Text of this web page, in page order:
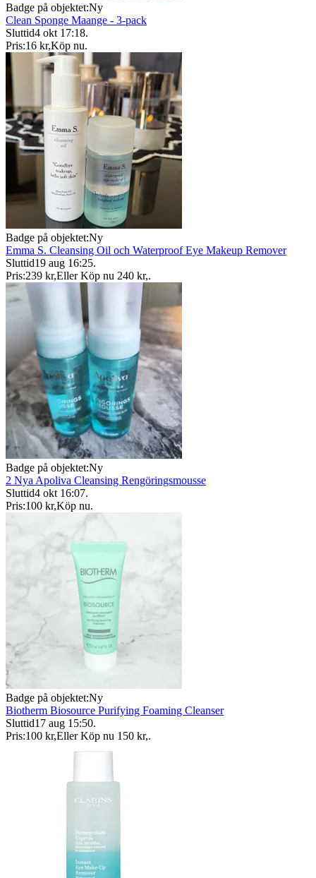
Badge på objektet:Ny
Clean Sponge Maange - 3-pack
Sluttid4 okt 17:18.
Pris:16 kr,Köp nu.
Badge på objektet:Ny
Emma S. Cleansing Oil och Waterproof Eye Makeup Remover
Sluttid19 aug 16:25.
Pris:239 kr,Eller Köp nu 240 kr,.
Badge på objektet:Ny
2 Nya Apoliva Cleansing Rengöringsmousse
Sluttid4 okt 16:07.
Pris:100 kr,Köp nu.
Badge på objektet:Ny
Biotherm Biosource Purifying Foaming Cleanser
Sluttid17 aug 15:50.
Pris:100 kr,Eller Köp nu 150 kr,.